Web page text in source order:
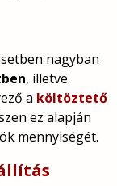
nagyban
, illetve
a költöztető
ez alapján
mennyiségét.